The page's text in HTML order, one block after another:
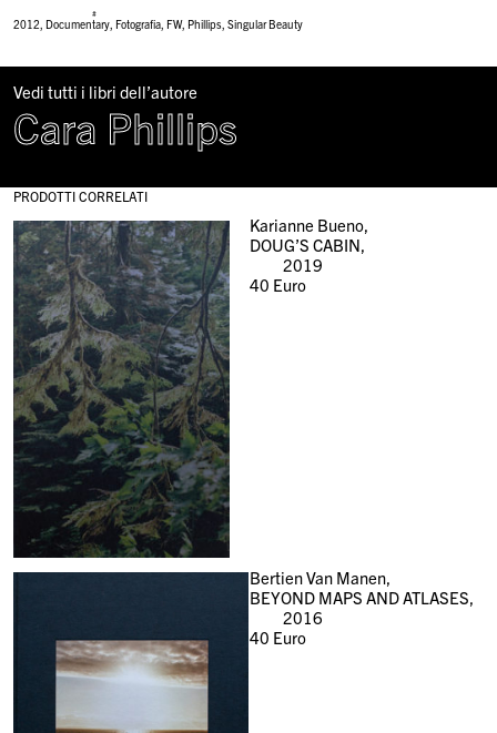
#
2012, Documentary, Fotografia, FW, Phillips,Singular Beauty
Vedi tutti i libri dell’autore
Cara Phillips
PRODOTTI CORRELATI
Karianne Bueno,
DOUG’S CABIN,
2019
40 Euro
Bertien Van Manen,
BEYOND MAPS AND ATLASES,
2016
40 Euro